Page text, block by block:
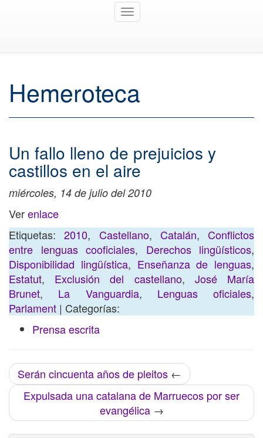
Toggle
Hemeroteca
Un fallo lleno de prejuicios y
castillos en el aire
miércoles, 14 de julio del 2010
Verenlace
Etiquetas:2010, Castellano, Catalán, Conflictos
entre lenguas cooficiales, Derechos lingüísticos,
Disponibilidad lingüística, Enseñanza de lenguas,
Estatut, Exclusión del castellano, José María
Brunet, La Vanguardia, Lenguas oficiales,
Parlament | Categorías:
Prensa escrita
Serán cincuenta años de pleitos ←
Expulsada una catalana de Marruecos por ser
evangélica→